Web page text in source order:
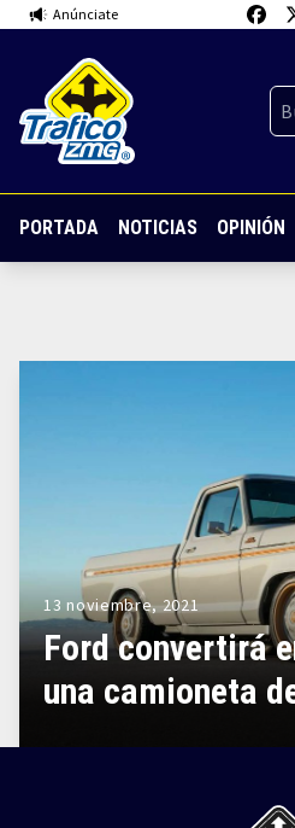
Anúnciate
PORTADA NOTICIAS OPINIÓN
13 noviembre, 2021
Ford convertirá
una camioneta